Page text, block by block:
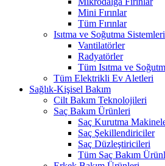
Mini Fırınlar
Tüm Fırınlar
Isıtma ve Soğutma Sistemleri
Vantilatörler
Radyatörler
Tüm Isıtma ve
Tüm Elektrikli Ev Aletleri
Sağlık-Kişisel Bakım
Cilt Bakım Teknolojileri
Saç Bakım Ürünleri
Saç Kurutma
Saç Şekillendiriciler
Saç Düzleştiricileri
Tüm Saç Bakım